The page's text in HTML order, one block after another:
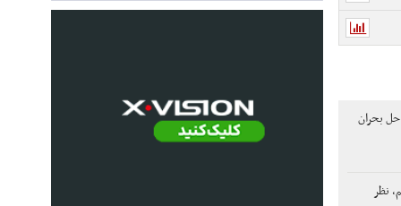
بحران
نظر